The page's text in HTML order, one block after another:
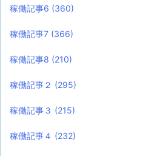
稼働記事6 (360)
稼働記事7 (366)
稼働記事8 (210)
稼働記事２ (295)
稼働記事３ (215)
稼働記事４ (232)